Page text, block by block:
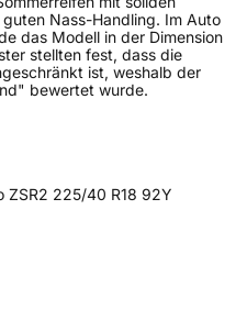
Nass-Handling. Im Auto
das Modell in der Dimension
stellten fest, dass die
ist, weshalb der
bewertet wurde.
ZSR2 225/40 R18 92Y